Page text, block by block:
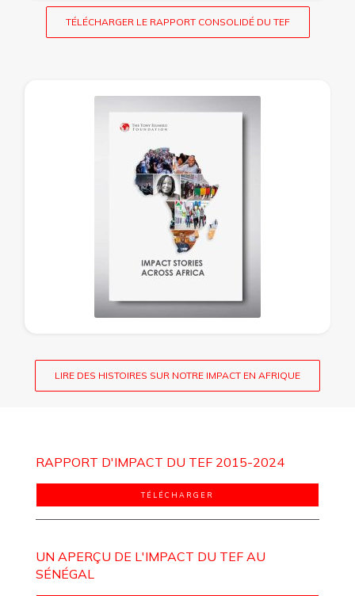
TÉLÉCHARGER LE RAPPORT CONSOLIDÉ DU TEF
LIRE DES HISTOIRES SUR NOTRE IMPACT EN AFRIQUE
RAPPORT D'IMPACT DU TEF 2015-2024
TÉLÉCHARGER
UN APERÇU DE L'IMPACT DU TEF AU
SÉNÉGAL